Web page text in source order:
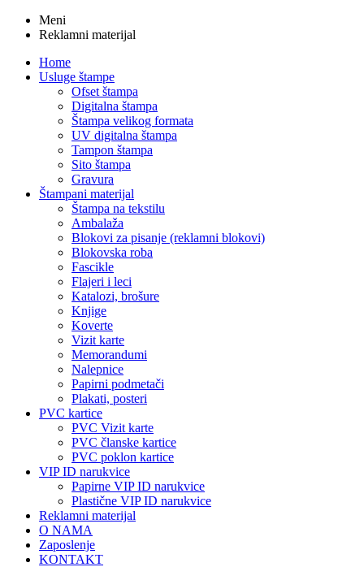
Meni
Reklamni materijal
Home
Usluge štampe
Ofset štampa
Digitalna štampa
Štampa velikog formata
UV digitalna štampa
Tampon štampa
Sito štampa
Gravura
Štampani materijal
Štampa na tekstilu
Ambalaža
Blokovi za pisanje (reklamni blokovi)
Blokovska roba
Fascikle
Flajeri i leci
Katalozi, brošure
Knjige
Koverte
Vizit karte
Memorandumi
Nalepnice
Papirni podmetači
Plakati, posteri
PVC kartice
PVC Vizit karte
PVC članske kartice
PVC poklon kartice
VIP ID narukvice
Papirne VIP ID narukvice
Plastične VIP ID narukvice
Reklamni materijal
O NAMA
Zaposlenje
KONTAKT